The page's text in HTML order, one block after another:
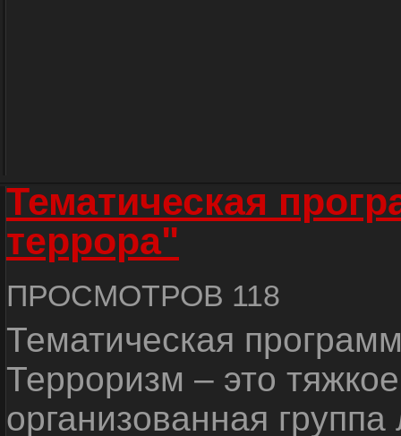
Тематическая
террора"
ПРОСМОТРОВ 118
Тематическая
Терроризм – это
организованная